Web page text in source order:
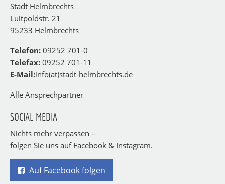
Stadt Helmbrechts
Luitpoldstr. 21
95233 Helmbrechts
Telefon: 09252 701-0
Telefax: 09252 701-11
E-Mail:info(at)stadt-helmbrechts.de
Alle Ansprechpartner
SOCIAL MEDIA
Nichts mehr verpassen –
folgen Sie uns auf Facebook & Instagram.
Auf Facebook folgen